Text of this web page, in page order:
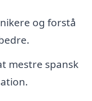
og forstå
mestre spansk